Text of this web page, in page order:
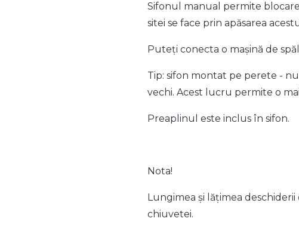
Sifonul manual permite
sitei se face prin apăsarea
Puteți conecta o mașină de
Tip: sifon montat pe perete -
vechi. Acest lucru permite o
Preaplinul este inclus în sifon.
Nota!
Lungimea și lățimea
chiuvetei.